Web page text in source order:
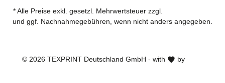
* Alle Preise exkl. gesetzl. Mehrwertsteuer zzgl.
und ggf. Nachnahmegebühren, wenn nicht anders angegeben.
© 2026 TEXPRINT Deutschland GmbH - with by